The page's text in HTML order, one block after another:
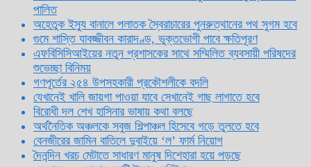
পালিত
অহেতুক ইস্যু বানালে পলাতক স্বৈরাচারের পুনরুত্থানের পথ সুগম হবে
গুমে শাস্তি যাবজ্জীবন কারাদণ্ড, ভুক্তভোগী পাবে ক্ষতিপূরণ
এফবিসিসিআইয়ের নতুন প্রশাসকের সাথে সম্মিলিত ব্যবসায়ী পরিষদের
শুভেচ্ছা বিনিময়
গণপূর্তের ২৫৪ উপসহকারী প্রকৌশলীকে বদলি
যেখানেই খালি জায়গা পাওয়া যাবে সেখানেই গাছ লাগাতে হবে
বিরোধী দল শেখ হাসিনার ভাষায় কথা বলছে
অর্থনৈতিক অঞ্চলকে সবুজ শিল্পাঞ্চল হিসেবে গড়ে তুলতে হবে
বেনজীরের জামিন বাতিলে দুবাইয়ে ‌‘ল’ ফার্ম নিয়োগ
দৈনন্দিন খরচ মেটাতে সাধারণ মানুষ দিশেহারা হয়ে পড়ছে